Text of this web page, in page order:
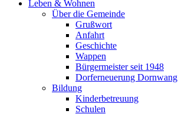
Leben & Wohnen
Über die Gemeinde
Grußwort
Anfahrt
Geschichte
Wappen
Bürgermeister seit 1948
Dorferneuerung Dornwang
Bildung
Kinderbetreuung
Schulen